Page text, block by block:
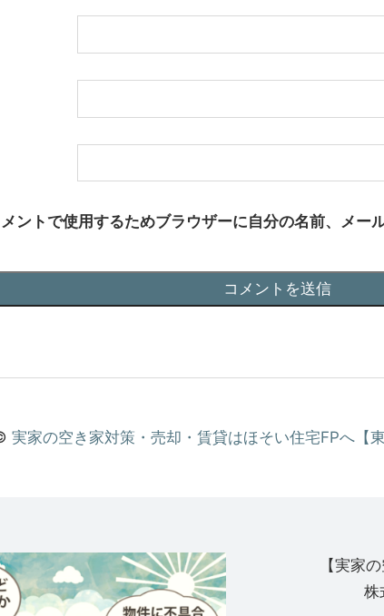
ントで使用するためブラウザーに自分の名前、メー
実家の空き家対策・売却・賃貸はほそい住宅FPへ【東
【実家
株